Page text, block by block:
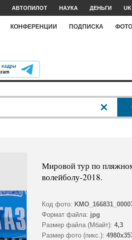
АВТОПИЛОТ НАУКА ДЕНЬГИ UK
КОНФЕРЕНЦИИ ПОДПИСКА
Мировой тур по
волейболу-2018.
Код фото:
Формат файла: jpg
Размер файла (Мбайт): 4,3
Размер фото (пикс.):